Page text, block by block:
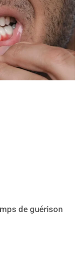
de guérison